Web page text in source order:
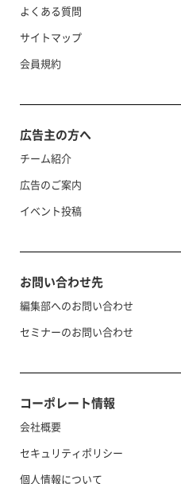
よくある質問
サイトマップ
会員規約
広告主の方へ
チーム紹介
広告のご案内
イベント投稿
お問い合わせ先
編集部へのお問い合わせ
セミナーのお問い合わせ
コーポレート情報
会社概要
セキュリティポリシー
個人情報について